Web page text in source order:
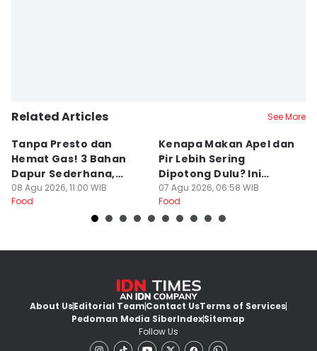
Related Articles See More
Tanpa Presto dan
Hemat Gas! 3 Bahan
Dapur Sederhana,
Daging Sapi Empuk
Dalam 15 Menit
08 Agu 2026, 11:00 WIB
Food
Kenapa Makan Apel dan
Pir Lebih Sering
Dipotong Dulu? Ini
Alasannya
07 Agu 2026, 06:58 WIB
Food
About UsEditorial TeamContact UsTerms of Services
Pedoman Media SiberIndexSitemap
Follow Us